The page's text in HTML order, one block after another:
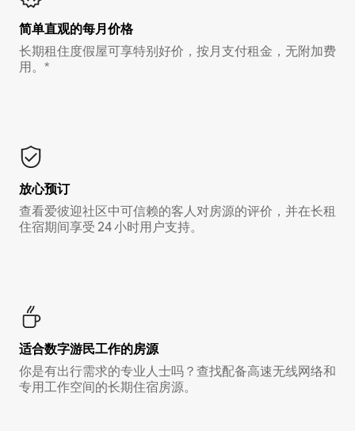
简单直观的每月价格
长期租住度假屋可享特别好价，按月支付租金，无附加费
用。*
放心预订
查看爱彼迎社区中可信赖的客人对房源的评价，并在长租
住宿期间享受 24 小时用户支持。
适合数字游民工作的房源
你是有出行需求的专业人士吗？查找配备高速无线网络和
专用工作空间的长期住宿房源。